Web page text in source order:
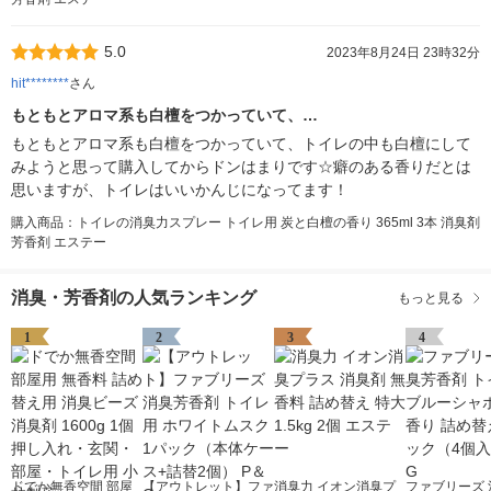
5.0
2023年8月24日 23時32分
hit********さん
もともとアロマ系も白檀をつかっていて、…
もともとアロマ系も白檀をつかっていて、トイレの中も白檀にして
みようと思って購入してからドンはまりです☆癖のある香りだとは
思いますが、トイレはいいかんじになってます！
購入商品：トイレの消臭力スプレー トイレ用 炭と白檀の香り 365ml 3本 消臭剤
芳香剤 エステー
消臭・芳香剤の人気ランキング もっと見る
1
ドでか無香空間 部屋
2
【アウトレット】ファ
3
消臭力 イオン消臭プ
4
ファブリーズ